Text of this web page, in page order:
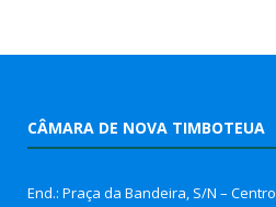
CÂMARA DE NOVA TIMBOTEUA
End.: Praça da Bandeira, S/N – Centro